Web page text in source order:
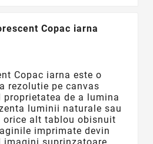
Copac iarna
Copac iarna este o
rezolutie pe canvas
de a lumina
luminii naturale sau
alt tablou obisnuit
imprimate devin